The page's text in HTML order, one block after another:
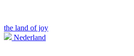
the land of joy
Nederland